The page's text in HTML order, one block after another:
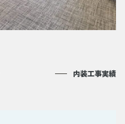
内装工事実績